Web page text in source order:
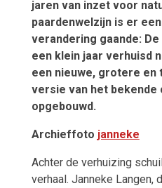
jaren van inzet voor
paardenwelzijn is er
verandering gaande:
een klein jaar verhuisd
een nieuwe, grotere
versie van het bekende
opgebouwd.
Archieffoto janneke
Achter de verhuizing
verhaal. Janneke Langen,